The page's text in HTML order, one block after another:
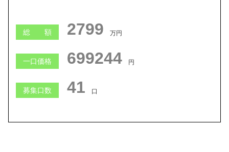
総 額 2798 万円
一口価格 699240 円
募集口数 41 口